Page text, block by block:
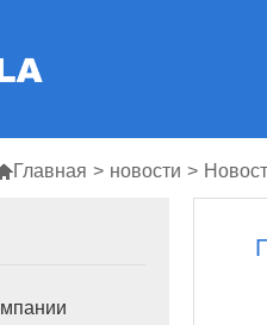
Главная > новости >